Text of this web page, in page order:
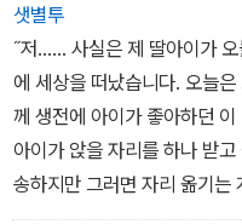
샛별투
˝저…… 사실은 제 딸아이가
에 세상을 떠났습니다. 오늘
께 생전에 아이가 좋아하던
아이가 앉을 자리를 하나 받
송하지만 그러면 자리 옮기는
아주 잠깐의 침묵이 흘렀다.